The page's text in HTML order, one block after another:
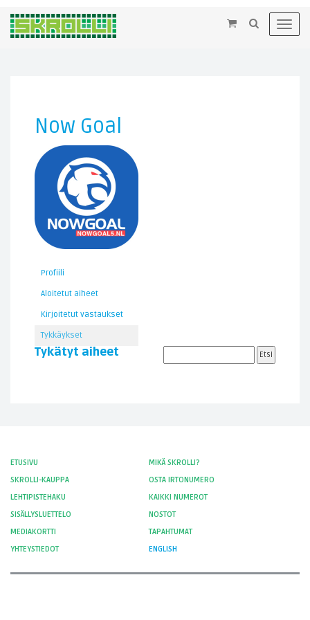
×
Now Goal
Profiili
Aloitetut aiheet
Kirjoitetut vastaukset
Tykkäykset
Tykätyt aiheet
ETUSIVU
MIKÄ SKROLLI?
SKROLLI-KAUPPA
OSTA IRTONUMERO
LEHTIPISTEHAKU
KAIKKI NUMEROT
SISÄLLYSLUETTELO
NOSTOT
MEDIAKORTTI
TAPAHTUMAT
YHTEYSTIEDOT
ENGLISH